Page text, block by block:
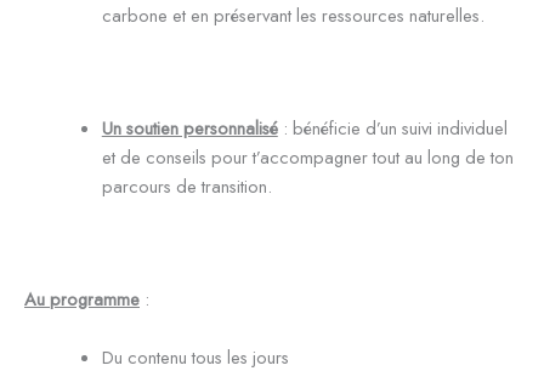
carbone et en préservant les ressources naturelles.
Un soutien personnalisé: bénéficie d’un suivi individuel
et de conseils pour t’accompagner tout au long de ton
parcours de transition.
Au programme :
Du contenu tous les jours